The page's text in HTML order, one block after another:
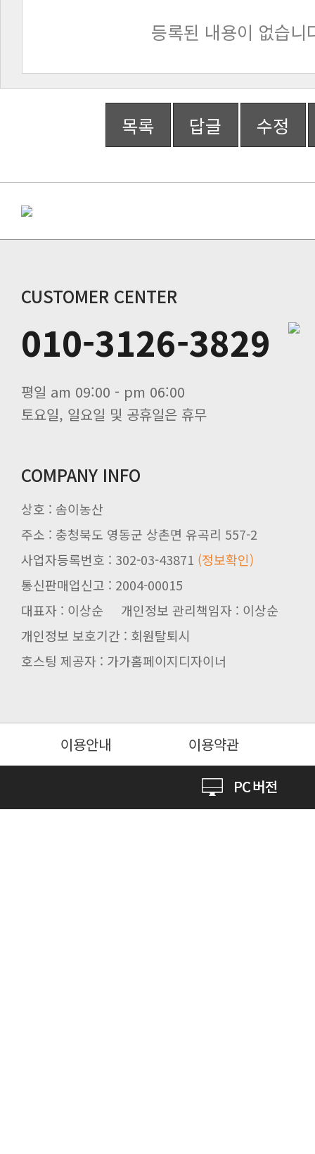
등록된 내용이 없습니
목록 답글 수정
CUSTOMER CENTER
010-3126-3829
평일 am 09:00 - pm 06:00
토요일, 일요일 및 공휴일은 휴무
COMPANY INFO
상호 : 솜이농산
주소 : 충청북도 영동군 상촌면 유곡리 557-2
사업자등록번호 : 302-03-43871 (정보확인)
통신판매업신고 : 2004-00015
대표자 : 이상순 개인정보 관리책임자 : 이상순
개인정보 보호기간 : 회원탈퇴시
호스팅 제공자 : 가가홈페이지디자이너
이용안내 이용약관